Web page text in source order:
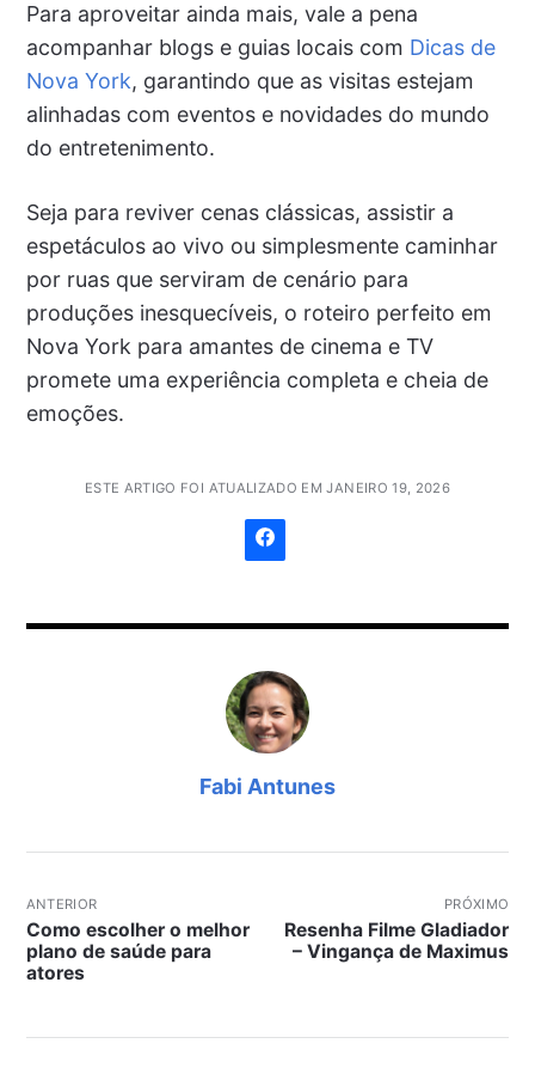
Para aproveitar ainda mais, vale a pena
acompanhar blogs e guias locais com Dicas de
Nova York, garantindo que as visitas estejam
alinhadas com eventos e novidades do mundo
do entretenimento.
Seja para reviver cenas clássicas, assistir a
espetáculos ao vivo ou simplesmente caminhar
por ruas que serviram de cenário para
produções inesquecíveis, o roteiro perfeito em
Nova York para amantes de cinema e TV
promete uma experiência completa e cheia de
emoções.
ESTE ARTIGO FOI ATUALIZADO EM JANEIRO 19, 2026
Fabi Antunes
ANTERIOR
Como escolher o melhor
plano de saúde para
atores
PRÓXIMO
Resenha Filme Gladiador
– Vingança de Maximus